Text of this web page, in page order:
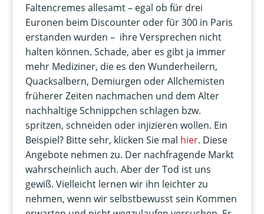
Faltencremes allesamt – egal ob für drei
Euronen beim Discounter oder für 300 in Paris
erstanden wurden – ihre Versprechen nicht
halten können. Schade, aber es gibt ja immer
mehr Mediziner, die es den Wunderheilern,
Quacksalbern, Demiurgen oder Allchemisten
früherer Zeiten nachmachen und dem Alter
nachhaltige Schnippchen schlagen bzw.
spritzen, schneiden oder injizieren wollen. Ein
Beispiel? Bitte sehr, klicken Sie mal hier. Diese
Angebote nehmen zu. Der nachfragende Markt
wahrscheinlich auch. Aber der Tod ist uns
gewiß. Vielleicht lernen wir ihn leichter zu
nehmen, wenn wir selbstbewusst sein Kommen